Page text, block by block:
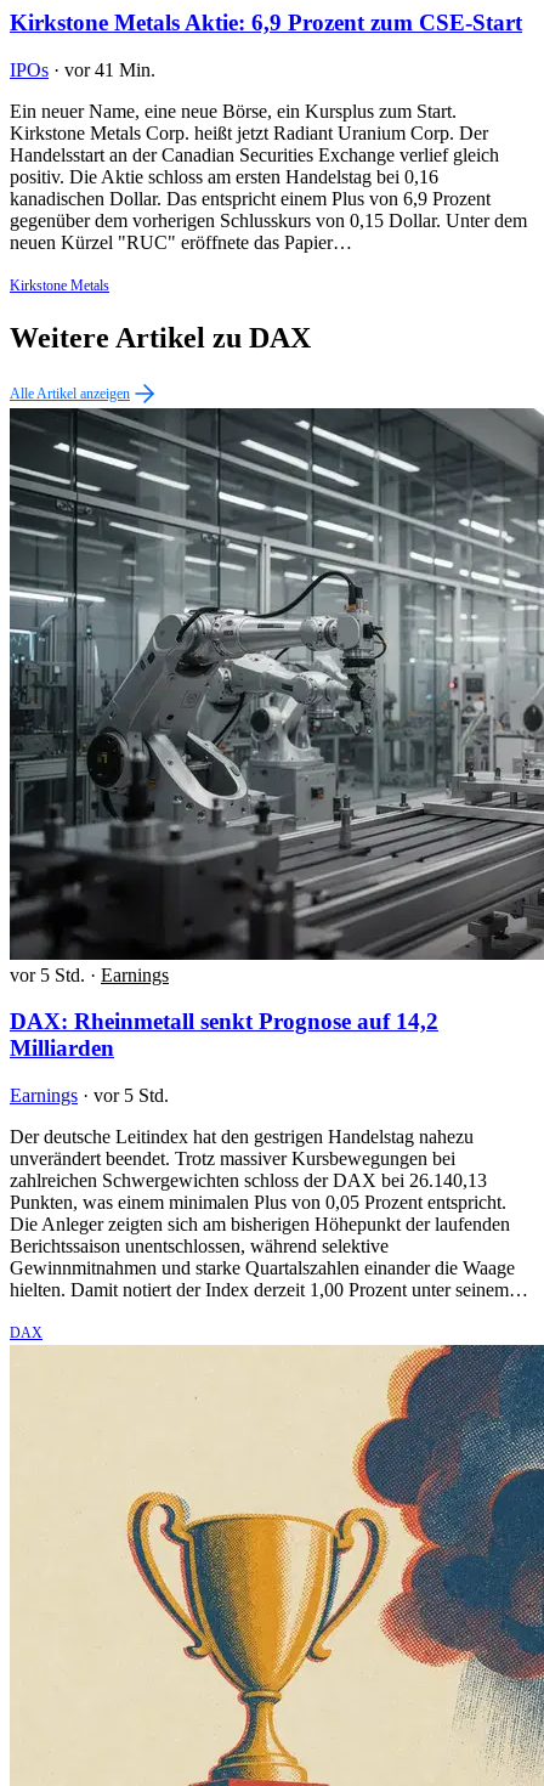
Kirkstone Metals Aktie: 6,9 Prozent zum CSE-Start
IPOs · vor 41 Min.
Ein neuer Name, eine neue Börse, ein Kursplus zum Start.
Kirkstone Metals Corp. heißt jetzt Radiant Uranium Corp. Der
Handelsstart an der Canadian Securities Exchange verlief gleich
positiv. Die Aktie schloss am ersten Handelstag bei 0,16
kanadischen Dollar. Das entspricht einem Plus von 6,9 Prozent
gegenüber dem vorherigen Schlusskurs von 0,15 Dollar. Unter dem
neuen Kürzel "RUC" eröffnete das Papier…
Kirkstone Metals
Weitere Artikel zu DAX
Alle Artikel anzeigen
vor 5 Std. · Earnings
DAX: Rheinmetall senkt Prognose auf 14,2
Milliarden
Earnings · vor 5 Std.
Der deutsche Leitindex hat den gestrigen Handelstag nahezu
unverändert beendet. Trotz massiver Kursbewegungen bei
zahlreichen Schwergewichten schloss der DAX bei 26.140,13
Punkten, was einem minimalen Plus von 0,05 Prozent entspricht.
Die Anleger zeigten sich am bisherigen Höhepunkt der laufenden
Berichtssaison unentschlossen, während selektive
Gewinnmitnahmen und starke Quartalszahlen einander die Waage
hielten. Damit notiert der Index derzeit 1,00 Prozent unter seinem…
DAX